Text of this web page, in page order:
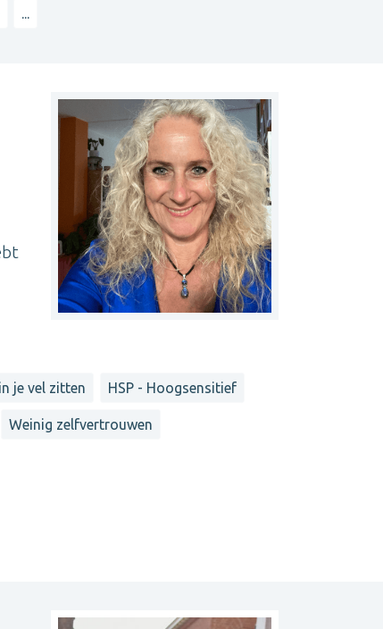
...
je vel zitten HSP - Hoogsensitief
Weinig zelfvertrouwen